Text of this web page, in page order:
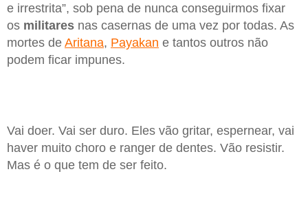
e irrestrita”, sob pena de nunca conseguirmos fixar
os militares nas casernas de uma vez por todas. As
mortes de Aritana, Payakan e tantos outros não
podem ficar impunes.
Vai doer. Vai ser duro. Eles vão gritar, espernear, vai
haver muito choro e ranger de dentes. Vão resistir.
Mas é o que tem de ser feito.